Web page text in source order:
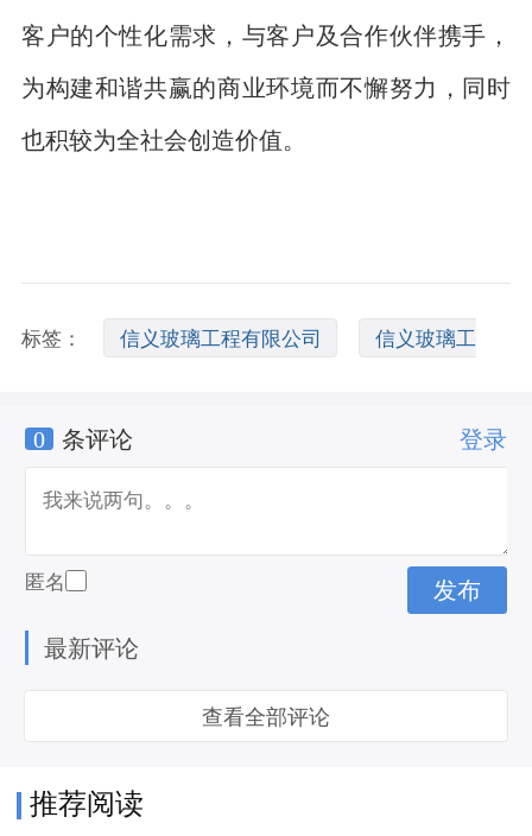
客户的个性化需求，与客户及合作伙伴携手，
为构建和谐共赢的商业环境而不懈努力，同时
也积较为全社会创造价值。
标签： 信义玻璃工程有限公司 信义玻璃工
程 东莞信义玻璃
0 条评论 登录
匿名
最新评论
查看全部评论
推荐阅读